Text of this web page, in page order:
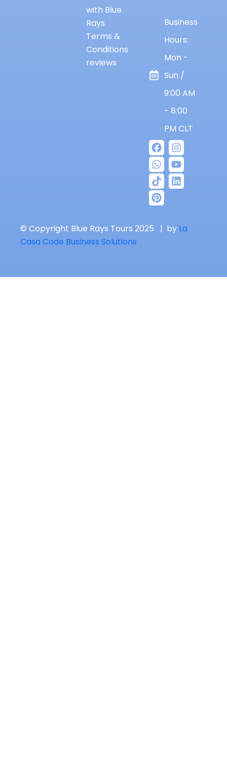
© Copyright Blue Rays Tours 2025 | by La
Casa Code Business Solutions
with Blue
Rays
Terms &
Conditions
reviews
Business
Hours:
Mon -
Sun /
9:00 AM
- 8:00
PM CLT